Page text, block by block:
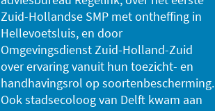
Zuid-Hollandse SMP met ontheffing in
Hellevoetsluis, en door
Omgevingsdienst Zuid-Holland-Zuid
over ervaring vanuit hun toezicht- en
handhavingsrol op soortenbescherming.
Ook stadsecoloog van Delft kwam aan